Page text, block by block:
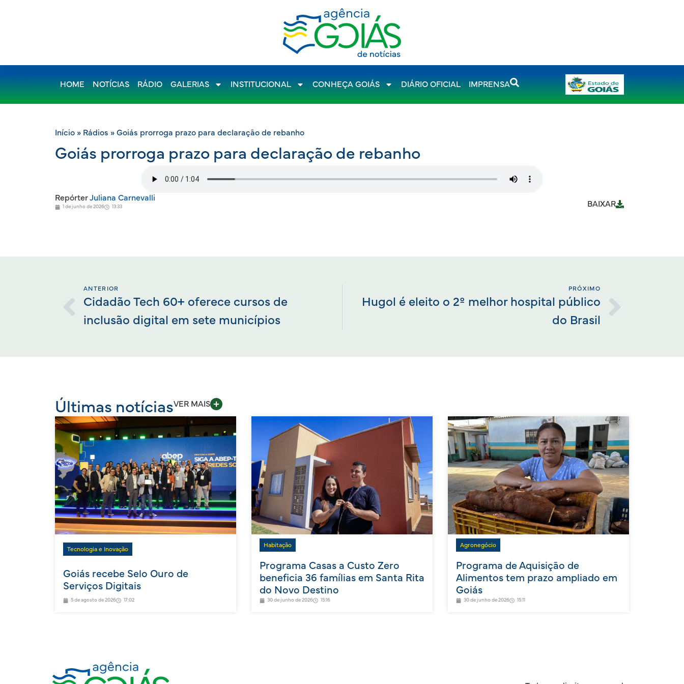
HOME NOTÍCIAS RÁDIO GALERIAS INSTITUCIONAL CONHEÇA GOIÁS DIÁRIO OFICIAL IMPRENSA
Início » Rádios » Goiás prorroga prazo para declaração de rebanho
Goiás prorroga prazo para declaração de rebanho
RepórterJuliana Carnevalli
1 de junho de 2026 13:33 BAIXAR
ANTERIOR
Cidadão Tech 60+ oferece cursos de
inclusão digital em sete municípios
PRÓXIMO
Hugol é eleito o 2º melhor hospital público
do Brasil
Últimas notíciasVER MAIS
Tecnologia e Inovação
Goiás recebe Selo Ouro de
Serviços Digitais
5 de agosto de 2026 17:02
Habitação
Programa Casas a Custo Zero
beneficia 36 famílias em Santa Rita
do Novo Destino
30 de junho de 2026 15:16
Agronegócio
Programa de Aquisição de
Alimentos tem prazo ampliado em
Goiás
30 de junho de 2026 15:11